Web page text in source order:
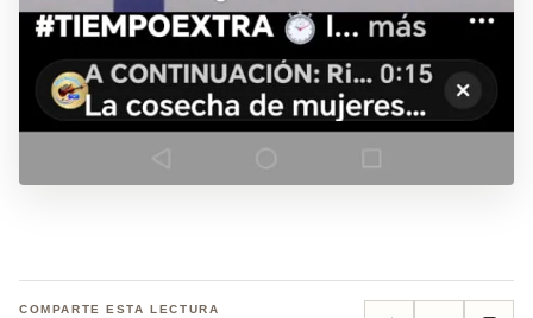
COMPARTE ESTA LECTURA